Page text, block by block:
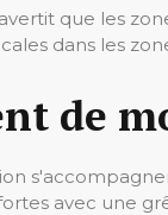
que les
dans les
de
avec une